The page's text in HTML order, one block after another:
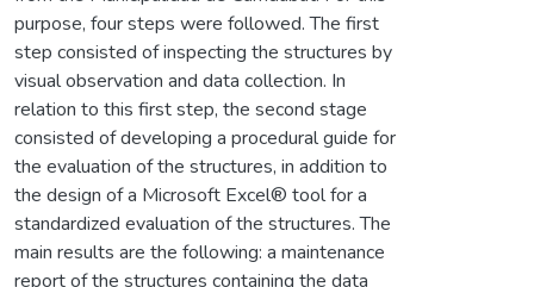
purpose, four steps were followed. The first
step consisted of inspecting the structures by
visual observation and data collection. In
relation to this first step, the second stage
consisted of developing a procedural guide for
the evaluation of the structures, in addition to
the design of a Microsoft Excel® tool for a
standardized evaluation of the structures. The
main results are the following: a maintenance
report of the structures containing the data